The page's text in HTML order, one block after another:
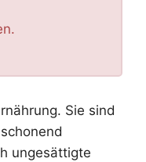
Sie sind
ungesättigte